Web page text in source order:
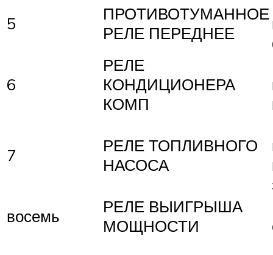
5
ПРОТИВОТУМАННОЕ
РЕЛЕ ПЕРЕДНЕЕ
6
РЕЛЕ
КОНДИЦИОНЕРА
КОМП
7
РЕЛЕ ТОПЛИВНОГО
НАСОСА
восемь
РЕЛЕ ВЫИГРЫША
МОЩНОСТИ